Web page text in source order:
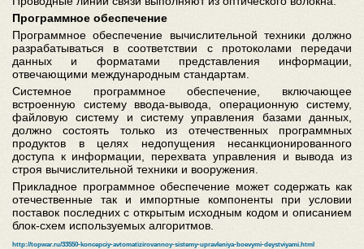
Программное обеспечение
Программное обеспечение вычислительной техники должно
разрабатываться в соответствии с протоколами передачи
данных и форматами представления информации,
отвечающими международным стандартам.
Системное программное обеспечение, включающее
встроенную систему ввода-вывода, операционную систему,
файловую систему и систему управления базами данных,
должно состоять только из отечественных программных
продуктов в целях недопущения несанкционированного
доступа к информации, перехвата управления и вывода из
строя вычислительной техники и вооружения.
Прикладное программное обеспечение может содержать как
отечественные так и импортные компоненты при условии
поставок последних с открытым исходным кодом и описанием
блок-схем используемых алгоритмов.
http://topwar.ru/33550-koncepciy-avtomatizirovannoy-sistemy-upravleniya-boevymi-deystviyami.html